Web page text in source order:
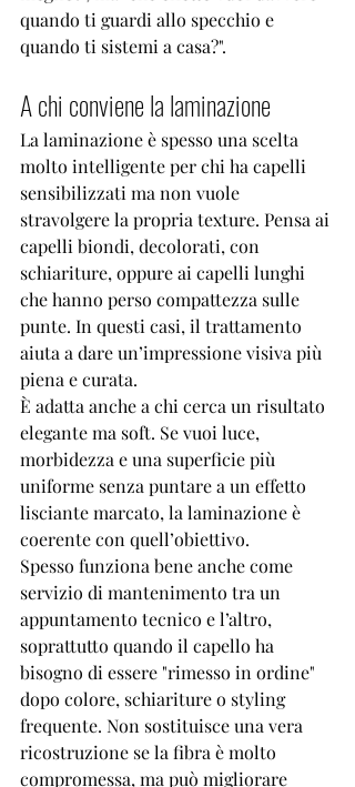
quando ti guardi allo specchio e
quando ti sistemi a casa?".
A chi conviene la laminazione
La laminazione è spesso una scelta
molto intelligente per chi ha capelli
sensibilizzati ma non vuole
stravolgere la propria texture. Pensa ai
capelli biondi, decolorati, con
schiariture, oppure ai capelli lunghi
che hanno perso compattezza sulle
punte. In questi casi, il trattamento
aiuta a dare un’impressione visiva più
piena e curata.
È adatta anche a chi cerca un risultato
elegante ma soft. Se vuoi luce,
morbidezza e una superficie più
uniforme senza puntare a un effetto
lisciante marcato, la laminazione è
coerente con quell’obiettivo.
Spesso funziona bene anche come
servizio di mantenimento tra un
appuntamento tecnico e l’altro,
soprattutto quando il capello ha
bisogno di essere "rimesso in ordine"
dopo colore, schiariture o styling
frequente. Non sostituisce una vera
ricostruzione se la fibra è molto
compromessa, ma può migliorare